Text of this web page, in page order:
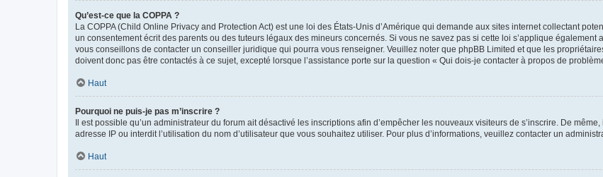
Qu’est-ce que la COPPA ?
La COPPA (Child Online Privacy and Protection Act) est une loi des États-Unis d’Amérique qui demande aux sites internet collectant
un consentement écrit des parents ou des tuteurs légaux des mineurs concernés. Si vous ne savez pas si cette loi s’applique
vous conseillons de contacter un conseiller juridique qui pourra vous renseigner. Veuillez noter que phpBB Limited et que les
doivent donc pas être contactés à ce sujet, excepté lorsque l’assistance porte sur la question « Qui dois-je contacter à propos de
Haut
Pourquoi ne puis-je pas m’inscrire ?
Il est possible qu’un administrateur du forum ait désactivé les inscriptions afin d’empêcher les nouveaux visiteurs de s’inscrire. De
adresse IP ou interdit l’utilisation du nom d’utilisateur que vous souhaitez utiliser. Pour plus d’informations, veuillez contacter un
Haut